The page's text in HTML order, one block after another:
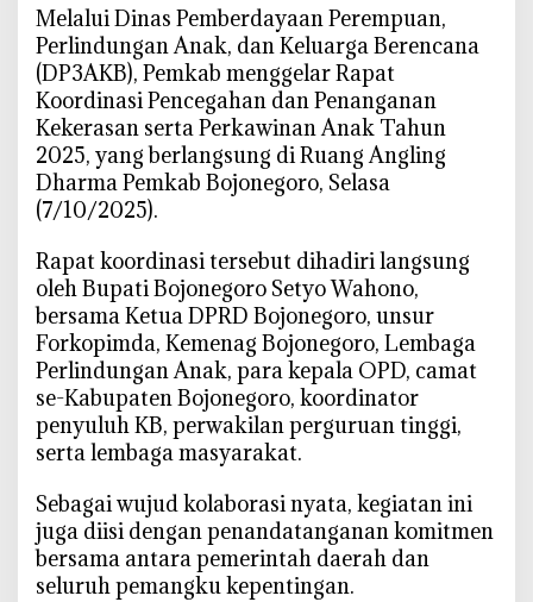
o
j
o
g
o
r
i
m
p
i
n
K
o
m
t
m
e
n
‎Melalui Dinas Pemberdayaan Perempuan,
Perlindungan Anak, dan Keluarga Berencana
(DP3AKB), Pemkab menggelar Rapat
Koordinasi Pencegahan dan Penanganan
Kekerasan serta Perkawinan Anak Tahun
2025, yang berlangsung di Ruang Angling
Dharma Pemkab Bojonegoro, Selasa
(7/10/2025).
‎Rapat koordinasi tersebut dihadiri langsung
oleh Bupati Bojonegoro Setyo Wahono,
bersama Ketua DPRD Bojonegoro, unsur
Forkopimda, Kemenag Bojonegoro, Lembaga
Perlindungan Anak, para kepala OPD, camat
se-Kabupaten Bojonegoro, koordinator
penyuluh KB, perwakilan perguruan tinggi,
serta lembaga masyarakat.
‎Sebagai wujud kolaborasi nyata, kegiatan ini
juga diisi dengan penandatanganan komitmen
bersama antara pemerintah daerah dan
seluruh pemangku kepentingan.